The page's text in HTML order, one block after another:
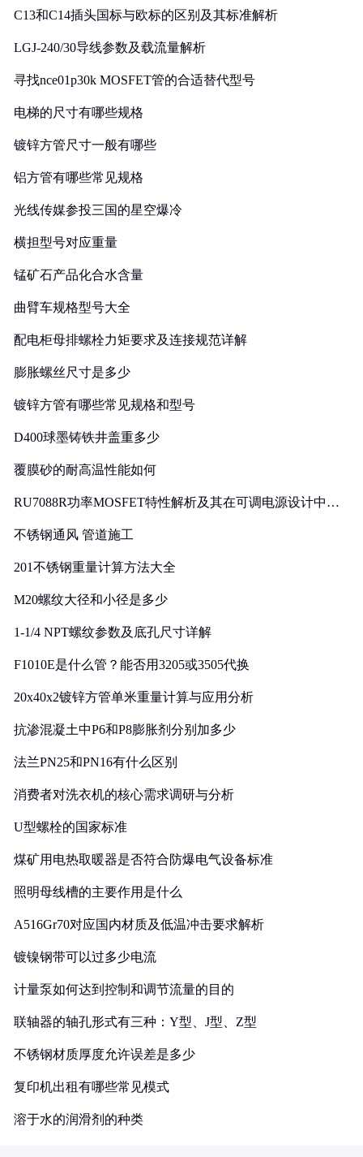
C13和C14插头国标与欧标的区别及其标准解析
LGJ-240/30导线参数及载流量解析
寻找nce01p30k MOSFET管的合适替代型号
电梯的尺寸有哪些规格
镀锌方管尺寸一般有哪些
铝方管有哪些常见规格
光线传媒参投三国的星空爆冷
横担型号对应重量
锰矿石产品化合水含量
曲臂车规格型号大全
配电柜母排螺栓力矩要求及连接规范详解
膨胀螺丝尺寸是多少
镀锌方管有哪些常见规格和型号
D400球墨铸铁井盖重多少
覆膜砂的耐高温性能如何
RU7088R功率MOSFET特性解析及其在可调电源设计中的
不锈钢通风 管道施工
201不锈钢重量计算方法大全
M20螺纹大径和小径是多少
1-1/4 NPT螺纹参数及底孔尺寸详解
F1010E是什么管？能否用3205或3505代换
20x40x2镀锌方管单米重量计算与应用分析
抗渗混凝土中P6和P8膨胀剂分别加多少
法兰PN25和PN16有什么区别
消费者对洗衣机的核心需求调研与分析
U型螺栓的国家标准
煤矿用电热取暖器是否符合防爆电气设备标准
照明母线槽的主要作用是什么
A516Gr70对应国内材质及低温冲击要求解析
镀镍钢带可以过多少电流
计量泵如何达到控制和调节流量的目的
联轴器的轴孔形式有三种：Y型、J型、Z型
不锈钢材质厚度允许误差是多少
复印机出租有哪些常见模式
溶于水的润滑剂的种类